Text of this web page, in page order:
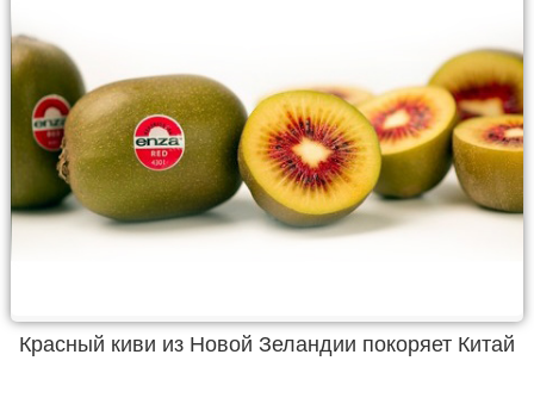
Красный киви из Новой Зеландии покоряет Китай